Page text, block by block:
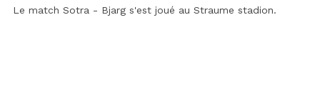
Le match Sotra - Bjarg s'est joué au Straume stadion.